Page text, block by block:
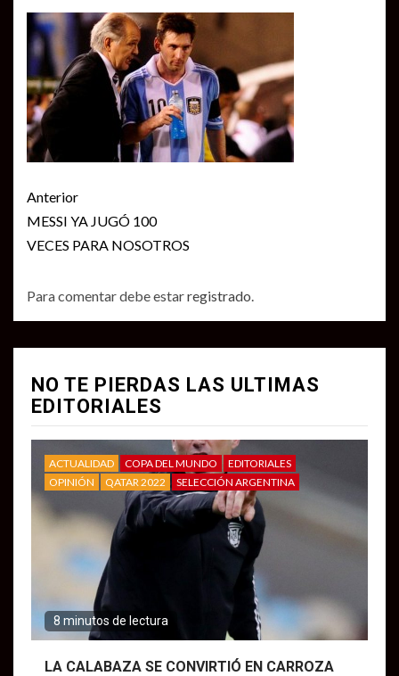
Seguir
leyendo
Anterior
MESSI YA JUGÓ 100
VECES PARA NOSOTROS
Para comentar debe estarregistrado.
NO TE PIERDAS LAS ULTIMAS
EDITORIALES
ACTUALIDAD COPA DEL MUNDO
EDITORIALES
OPINIÓN
QATAR 2022 SELECCIÓN ARGENTINA
8 minutos de lectura
LA CALABAZA SE CONVIRTIÓ EN CARROZA